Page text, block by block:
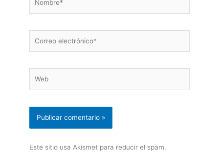
electrónico*
Este sitio usa Akismet para reducir el spam.